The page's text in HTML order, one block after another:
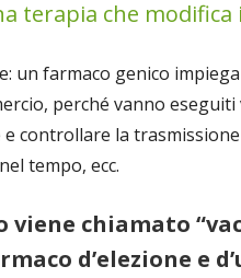
terapia che modifica
un farmaco genico
perché vanno
controllare la
tempo, ecc.
viene chiamato
d’elezione e